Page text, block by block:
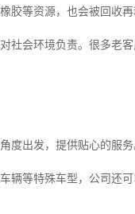
等资源，也会被回收再
社会环境负责。很多老
度出发，提供贴心的服
等特殊车型，公司还可